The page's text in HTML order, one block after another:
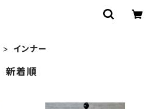
インナー
新着順